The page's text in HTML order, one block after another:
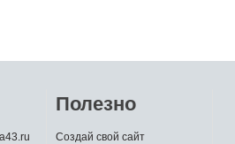
Полезно
Создай свой сайт